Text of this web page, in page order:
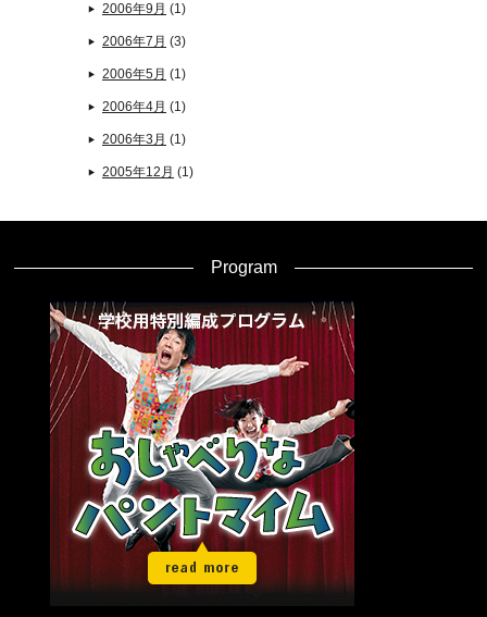
2006年9月 (1)
2006年7月 (3)
2006年5月 (1)
2006年4月 (1)
2006年3月 (1)
2005年12月 (1)
Program